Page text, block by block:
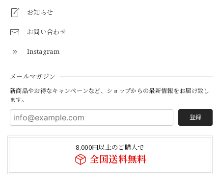
お知らせ
お問い合わせ
Instagram
メールマガジン
新商品やお得なキャンペーンなど、ショップからの最新情報をお届け致し
ます。
登録
8,000円以上のご購入で
全国送料無料